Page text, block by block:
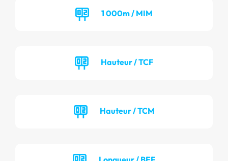
1 000m / MIM
Hauteur / TCF
Hauteur / TCM